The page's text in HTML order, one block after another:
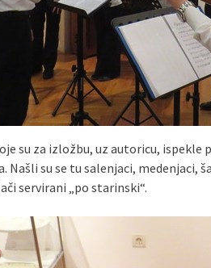
su za izložbu, uz autoricu,
Našli su se tu salenjaci, medenjaci,
servirani „po starinski“.